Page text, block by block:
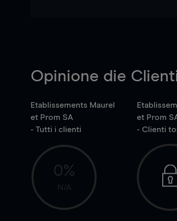
Opinione die
Etablissements Maurel
et Prom SA
- Tutti i clienti
0%
N/A
et Prom
- Clienti